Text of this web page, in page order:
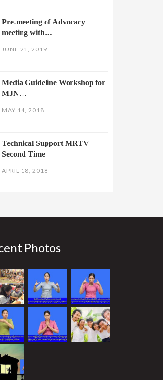
Pre-meeting of Advocacy
meeting with…
JUNE 21, 2019
Media Guideline Workshop for
MJN…
MAY 14, 2018
Technical Support MRTV
Second Time
APRIL 18, 2018
Photos